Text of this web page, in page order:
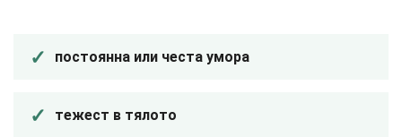
постоянна или честа умора
тежест в тялото